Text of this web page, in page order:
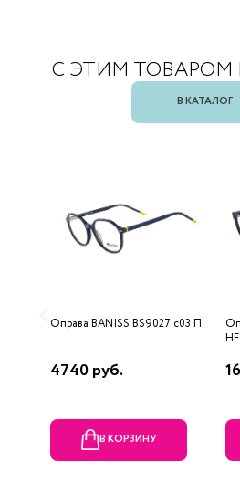
С ЭТИМ
В КАТАЛОГ
Оправа BANISS BS9027 c03 П
4740 руб.
В КОРЗИНУ